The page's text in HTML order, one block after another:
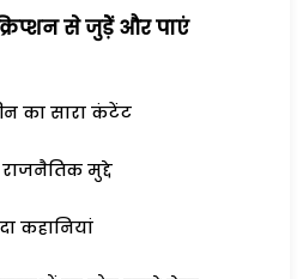
से जुड़ेें और पाएं
का सारा कंटेंट
मुद्दे
कहानियां